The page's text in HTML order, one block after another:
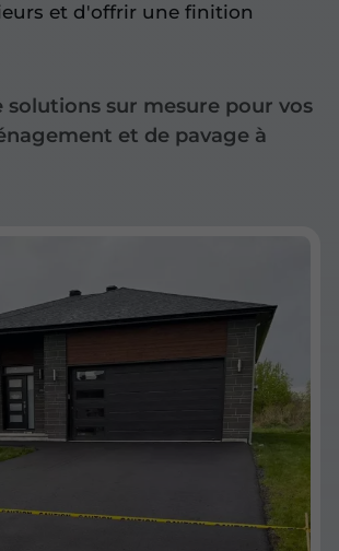
et d'offrir une finition
solutions sur mesure pour vos
et de pavage à